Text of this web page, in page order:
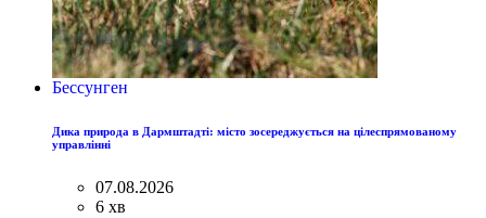
Бессунген
Дика природа в Дармштадті: місто зосереджується на цілеспрямованому
управлінні
07.08.2026
6 хв